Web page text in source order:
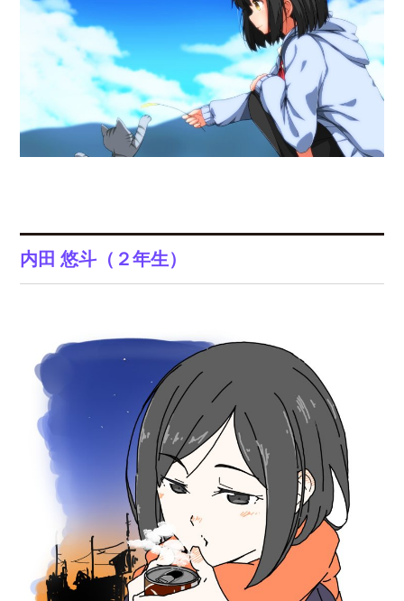
内田 悠斗（２年生）